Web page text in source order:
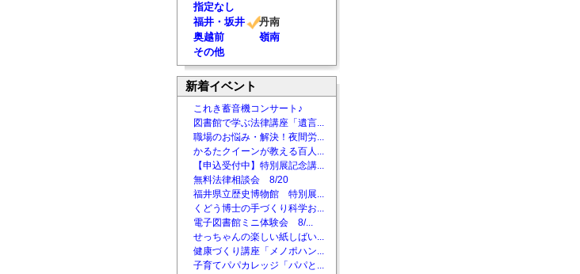
指定なし
福井・坂井
丹南
奥越前
嶺南
その他
新着イベント
これき蓄音機コンサート♪
図書館で学ぶ法律講座「遺言...
職場のお悩み・解決！夜間労...
かるたクイーンが教える百人...
【申込受付中】特別展記念講...
無料法律相談会 8/20
福井県立歴史博物館 特別展...
くどう博士の手づくり科学お...
電子図書館ミニ体験会 8/...
せっちゃんの楽しい紙しばい...
健康づくり講座「メノポハン...
子育てパパカレッジ「パパと...